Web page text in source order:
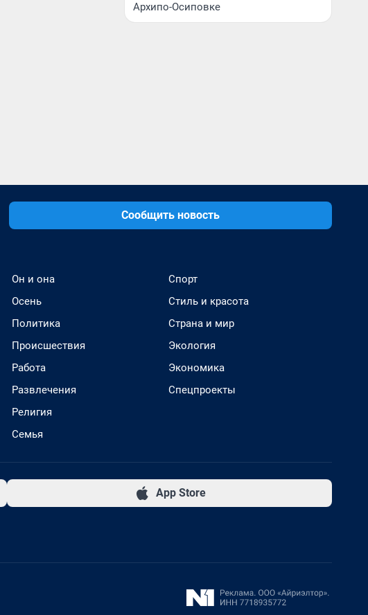
Архипо-Осиповке
Сообщить новость
Он и она
Осень
Политика
Происшествия
Работа
Развлечения
Религия
Семья
Спорт
Стиль и красота
Страна и мир
Экология
Экономика
Спецпроекты
App Store